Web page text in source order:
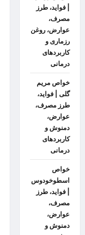
| فواید، طرز
مصرف،
عوارض، روغن
رزماری و
کاربردهای
درمانی
خواص مریم
گلی | فواید،
طرز مصرف،
عوارض،
دمنوش و
کاربردهای
درمانی
خواص
اسطوخودوس
| فواید، طرز
مصرف،
عوارض،
دمنوش و